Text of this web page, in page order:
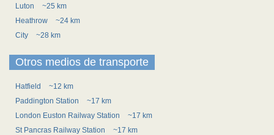
Luton
~25 km
Heathrow
~24 km
City
~28 km
Otros medios de transporte
Hatfield
~12 km
Paddington Station
~17 km
London Euston Railway Station
~17 km
St Pancras Railway Station
~17 km